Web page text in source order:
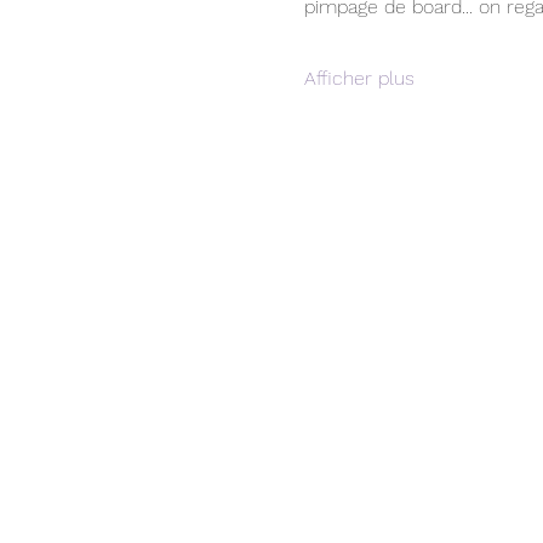
pimpage de board... on
Afficher plus